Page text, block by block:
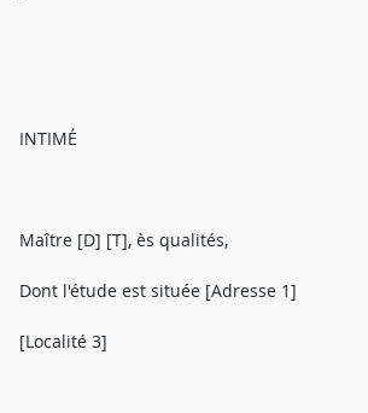
INTIMÉ
Maître [D] [T], ès qualités,
Dont l'étude est située [Adresse 1]
[Localité 3]